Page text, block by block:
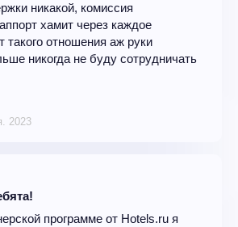
никакой, комиссия
хамит через каждое
такого отношения аж руки
никогда не буду сотрудничать
2023
программе от Hotels.ru я